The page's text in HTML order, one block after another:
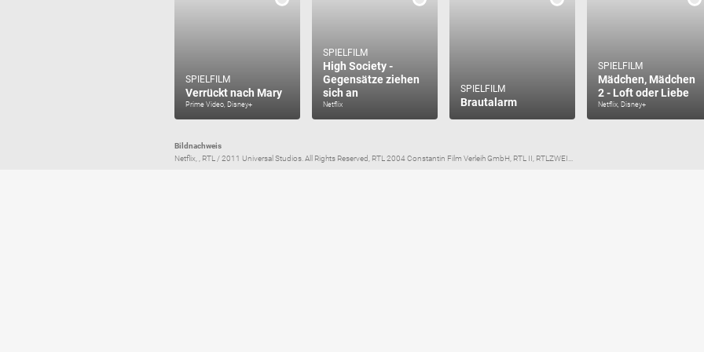
SPIELFILM
Verrückt nach Mary
Prime Video, Disney+
SPIELFILM
High Society -
Gegensätze ziehen
sich an
Netflix
SPIELFILM
Brautalarm
SPIELFILM
Mädchen, Mädchen
2 - Loft oder Liebe
Netflix, Disney+
Bildnachweis
Netflix, , RTL / 2011 Universal Studios. All Rights Reserved, RTL 2004 Constantin Film Verleih GmbH, RTL II, RTLZWEI...